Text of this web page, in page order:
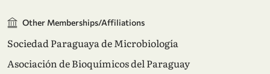
Other Memberships/Affiliations
Sociedad Paraguaya de Microbiología
Asociación de Bioquímicos del Paraguay